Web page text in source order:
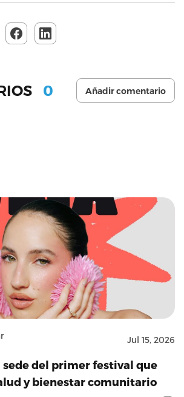
0 Añadir comentario
Jul 15, 2026
sede del primer festival que
y bienestar comunitario